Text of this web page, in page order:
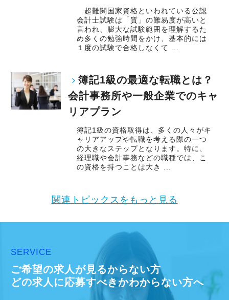
超難関国家資格といわれている公認
会計士試験は「質」の難易度が高いと
言われ、膨大な試験範囲を理解するた
め多くの勉強時間をかけ、基本的には
１度の試験で合格しなくて ...
簿記1級の最適な転職とは？
会計事務所や一般企業でのキャ
リアプラン
簿記1級の資格取得は、多くの人々がキ
ャリアアップや転職を考える際の一つ
の大きなステップとなります。特に、
経理職や会計事務などの職種では、こ
の資格を持つことは大き ...
関連トピックスをもっと見る
SERVICE
ご希望の求人が見るからない方
どの求人に応募すべきかわからない方へ